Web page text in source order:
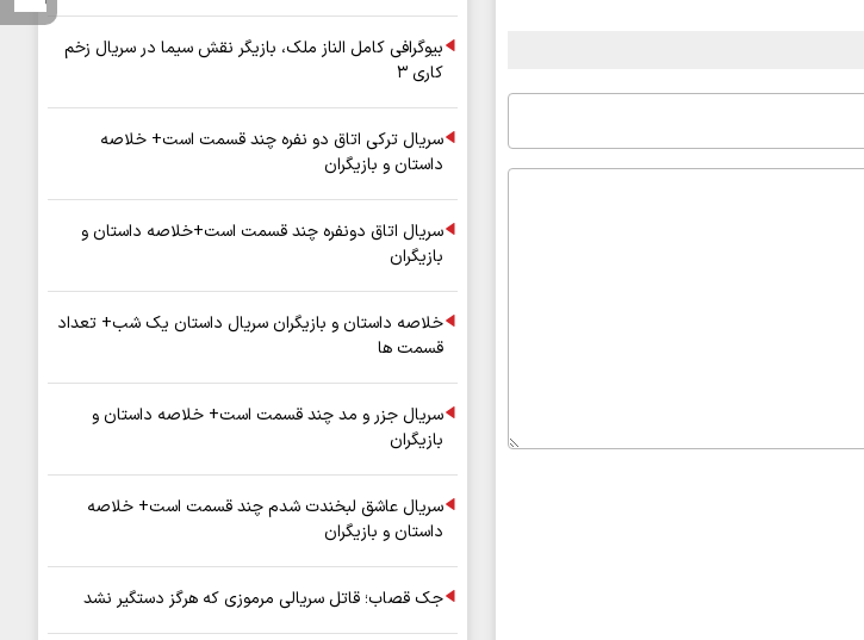
بیوگرافی کامل الناز ملک، بازیگر نقش سیما در سریال زخم
کاری ۳
سریال ترکی اتاق دو نفره چند قسمت است+ خلاصه
داستان و بازیگران
سریال اتاق دونفره چند قسمت است+خلاصه داستان و
بازیگران
خلاصه داستان و بازیگران سریال داستان یک شب+ تعداد
قسمت ها
سریال جزر و مد چند قسمت است+ خلاصه داستان و
بازیگران
سریال عاشق لبخندت شدم چند قسمت است+ خلاصه
داستان و بازیگران
جک قصاب؛ قاتل سریالی مرموزی که هرگز دستگیر نشد